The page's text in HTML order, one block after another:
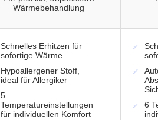
Wärmebehandlung
Schnelles Erhitzen für
sofortige Wärme
Hypoallergener Stoff,
ideal für Allergiker
5
Temperatureinstellungen
für individuellen Komfort
6